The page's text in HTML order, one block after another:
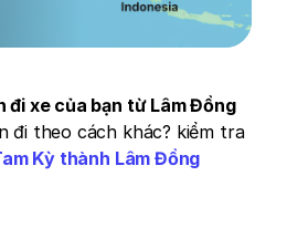
đi xe của bạn từ Lâm Đồng
đi theo cách khác? kiểm tra
Kỳ thành Lâm Đồng